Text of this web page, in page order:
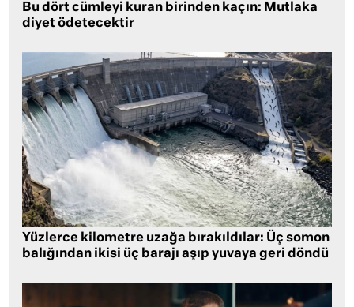
Bu dört cümleyi kuran birinden kaçın: Mutlaka
diyet ödetecektir
Yüzlerce kilometre uzağa bırakıldılar: Üç somon
balığından ikisi üç barajı aşıp yuvaya geri döndü